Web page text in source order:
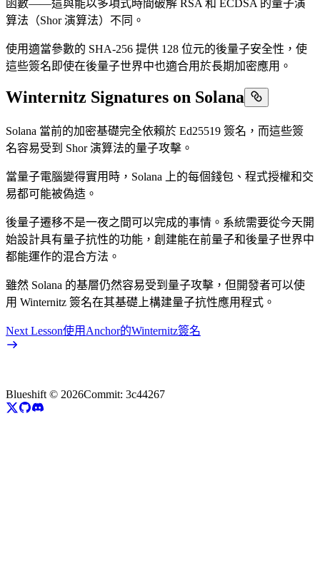
函數——這與能以多項式時間破解 RSA 和 ECDSA 的量子演
算法（Shor 演算法）不同。
使用適當參數的 SHA-256 提供 128 位元的後量子安全性，使
這些簽名即使在後量子世界中也適合用於長期加密應用。
Winternitz Signatures on Solana
Solana 當前的加密基礎完全依賴於 Ed25519 簽名，而這些簽
名容易受到 Shor 演算法的量子攻擊。
當量子電腦變得實用時，Solana 上的每個錢包、程式授權和交
易都可能被偽造。
後量子遷移不是一夜之間可以完成的事情。系統需要從今天開
始設計具有量子抗性的功能，創建能在前量子和後量子世界中
都能運作的混合方法。
雖然 Solana 的基層仍然容易受到量子攻擊，但開發者可以使
用 Winternitz 簽名在其基礎上構建量子抗性應用程式。
Next Lesson使用Anchor的Winternitz簽名
Blueshift © 2026Commit: 3c44267